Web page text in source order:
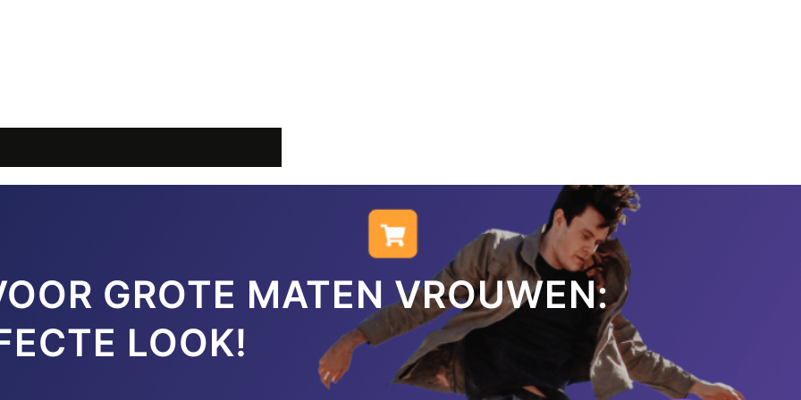
GROTE MATEN VROUWEN:
LOOK!